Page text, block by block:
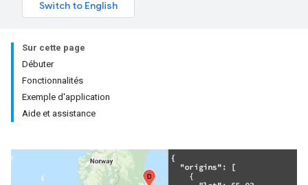
Sur cette page
Débuter
Fonctionnalités
Exemple d'application
Aide et assistance